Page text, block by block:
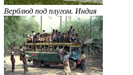
Верблюд под плугом. Индия